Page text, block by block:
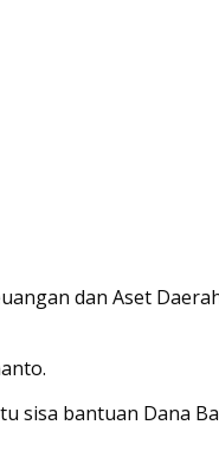
dan Aset
bantuan Dana